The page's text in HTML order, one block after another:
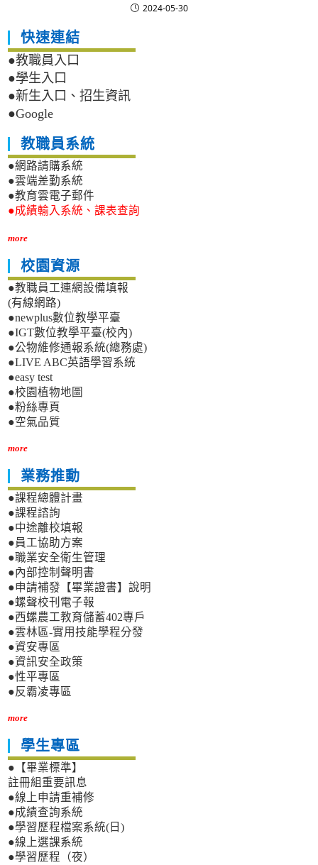
2024-05-30
快速連結
●教職員入口
●學生入口
●新生入口、招生資訊
●Google
教職員系統
●網路請購系統
●雲端差勤系統
●教育雲電子郵件
●成績輸入系統、課表查詢
more
校園資源
●教職員工連網設備填報
(有線網路)
●newplus數位教學平臺
●IGT數位教學平臺(校內)
●公物維修通報系統(總務處)
●LIVE ABC英語學習系統
●easy test
●校園植物地圖
●粉絲專頁
●空氣品質
more
業務推動
●課程總體計畫
●課程諮詢
●中途離校填報
●員工協助方案
●職業安全衛生管理
●內部控制聲明書
●申請補發【畢業證書】說明
●螺聲校刊電子報
●西螺農工教育儲蓄402專戶
●雲林區-實用技能學程分發
●資安專區
●資訊安全政策
●性平專區
●反霸凌專區
more
學生專區
●【畢業標準】
註冊組重要訊息
●線上申請重補修
●成績查詢系統
●學習歷程檔案系統(日)
●線上選課系統
●學習歷程（夜）